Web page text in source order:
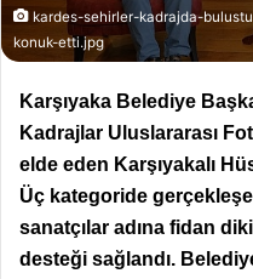
kardes-sehirler-kadrajda-
konuk-etti.jpg
Karşıyaka Belediye
Kadrajlar Uluslararası
elde eden Karşıyakalı
Üç kategoride
sanatçılar adına fidan
desteği sağlandı.